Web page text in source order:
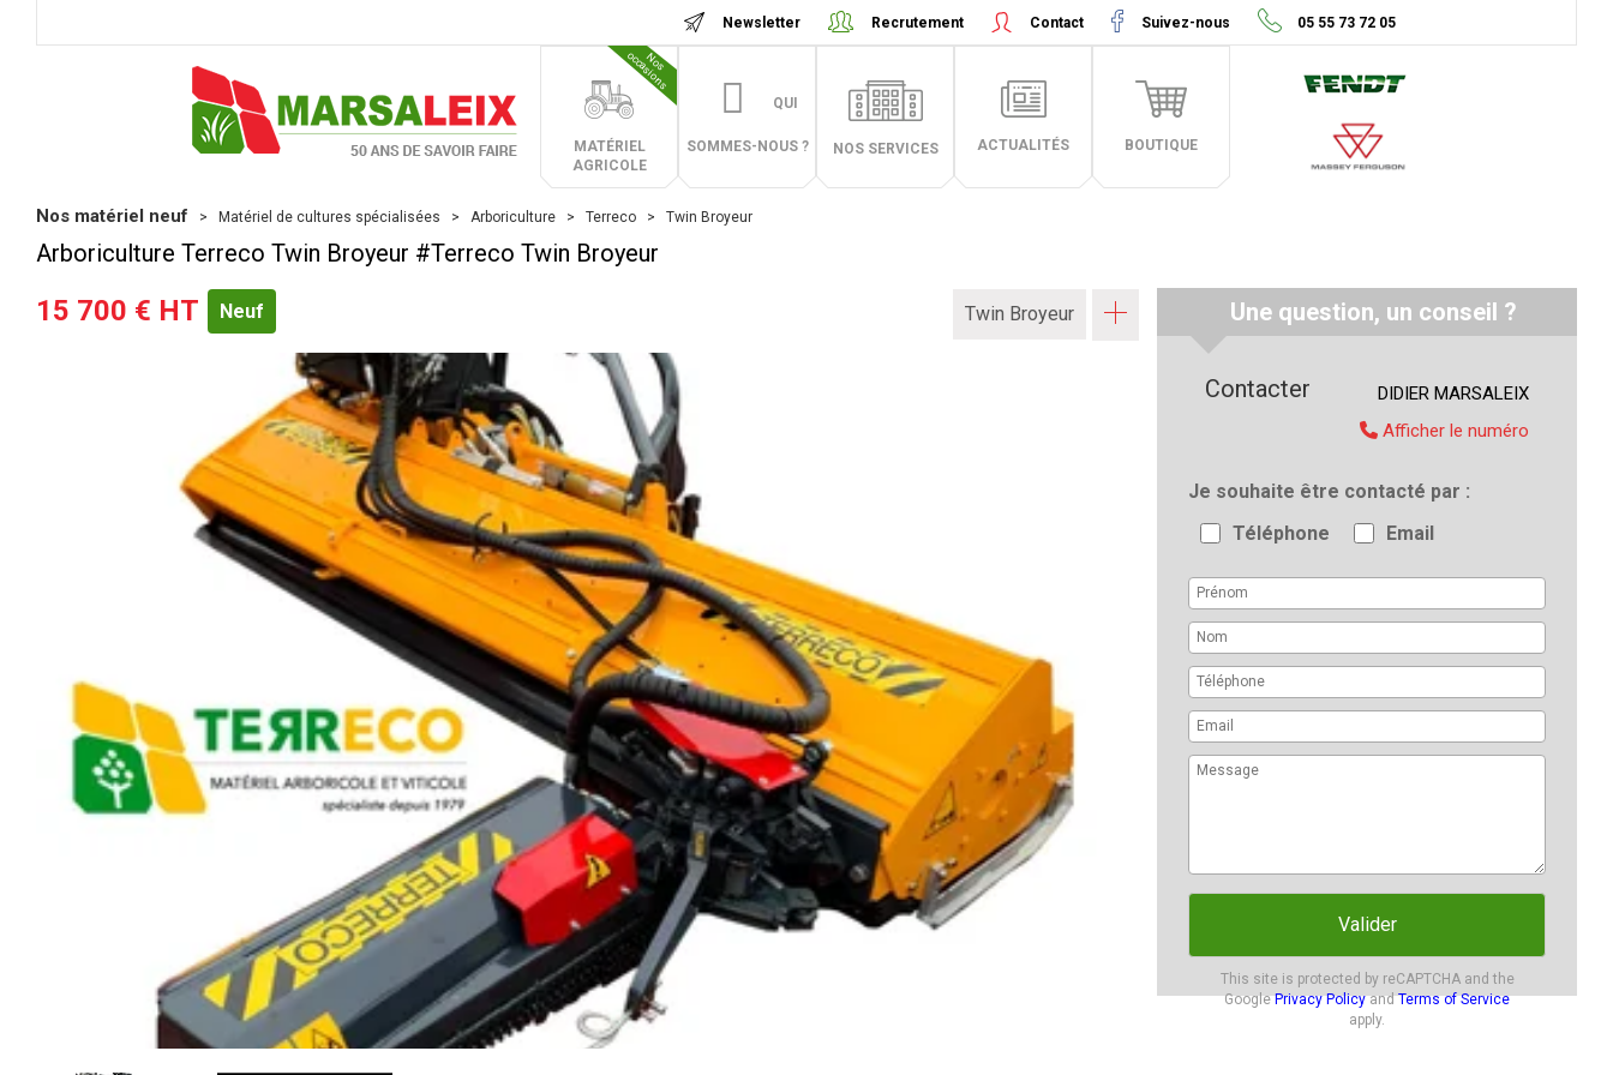
Newsletter Recrutement Contact Suivez-nous 05 55 73 72 05
MATÉRIEL
AGRICOLE
N
o
s
o
c
c
a
s
i
o
n
s
QUI
SOMMES-NOUS ? NOS SERVICES ACTUALITÉS BOUTIQUE
Nos matériel neuf Matériel de cultures spécialisées Arboriculture Terreco Twin Broyeur
Arboriculture Terreco Twin Broyeur #Terreco Twin Broyeur
15 700 € HT Neuf Twin Broyeur Une question, un conseil ?
Je souhaite être contacté par
Téléphone
Email
Valider
This site is protected by reCAPTCHA and the
GooglePrivacy PolicyandTerms of Service
apply.
Contacter DIDIER MARSALEIX
Afficher le numéro